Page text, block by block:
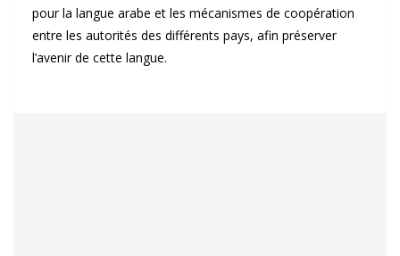
pour la langue arabe et les mécanismes de coopération
entre les autorités des différents pays, afin préserver
l’avenir de cette langue.